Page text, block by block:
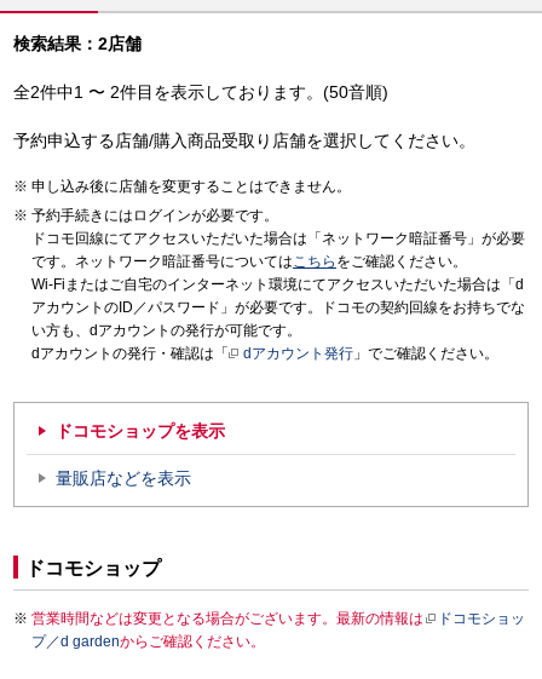
検索結果：2店舗
全2件中1 〜 2件目を表示しております。(50音順)
予約申込する店舗/購入商品受取り店舗を選択してください。
申し込み後に店舗を変更することはできません。
予約手続きにはログインが必要です。
ドコモ回線にてアクセスいただいた場合は「ネットワーク暗証番号」が必要
です。ネットワーク暗証番号についてはこちら をご確認ください。
Wi-Fiまたはご自宅のインターネット環境にてアクセスいただいた場合は「d
アカウントのID／パスワード」が必要です。ドコモの契約回線をお持ちでな
い方も、dアカウントの発行が可能です。
dアカウントの発行・確認は「
dアカウント発行 」でご確認ください。
ドコモショップを表示
量販店などを表示
ドコモショップ
営業時間などは変更となる場合がございます。最新の情報は
ドコモショッ
プ／d gardenからご確認ください。